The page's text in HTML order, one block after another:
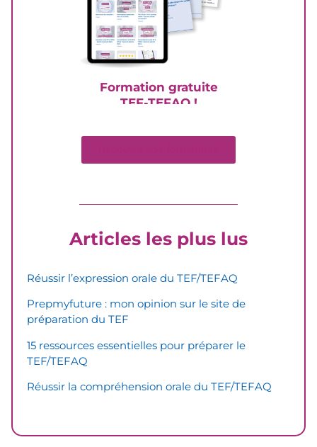
Formation gratuite
TEF-TEFAQ !
Articles les plus lus
Réussir l’expression orale du TEF/TEFAQ
Prepmyfuture : mon opinion sur le site de
préparation du TEF
15 ressources essentielles pour préparer le
TEF/TEFAQ
Réussir la compréhension orale du TEF/TEFAQ